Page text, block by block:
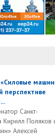
перспективе
Санкт-
Кирилл Поляков
Алексей